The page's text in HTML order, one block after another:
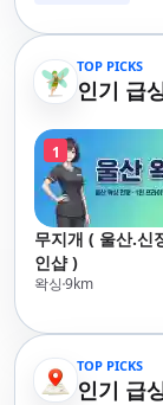
TOP PICKS
인기 급
1
무지개 ( 울산.신
인샵 )
왁싱9km
TOP PICKS
인기 급